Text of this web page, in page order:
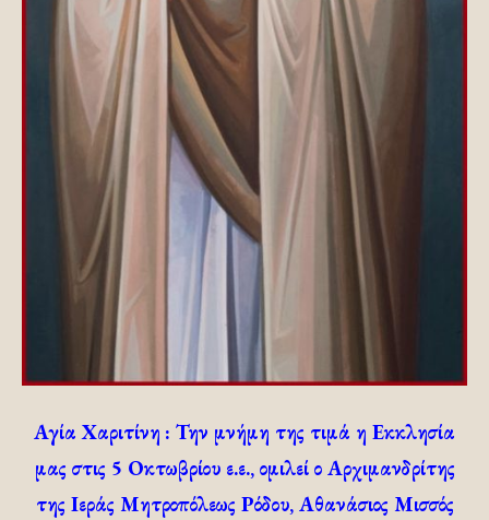
Αγία Χαριτίνη : Την μνήμη της τιμά η Εκκλησία
μας στις 5 Οκτωβρίου ε.ε., ομιλεί ο Αρχιμανδρίτης
της Ιεράς Μητροπόλεως Ρόδου, Αθανάσιος Μισσός